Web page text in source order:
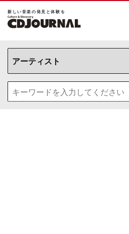
新しい⾳楽の発⾒と体験を